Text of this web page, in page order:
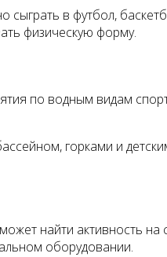
в футбол,
физическую форму.
по водным видам
горками и
найти активность
оборудовании.